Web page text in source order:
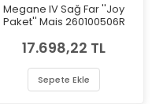
Megane IV Sağ Far ''Joy
Paket'' Mais 260100506R
17.698,22 TL
Sepete Ekle